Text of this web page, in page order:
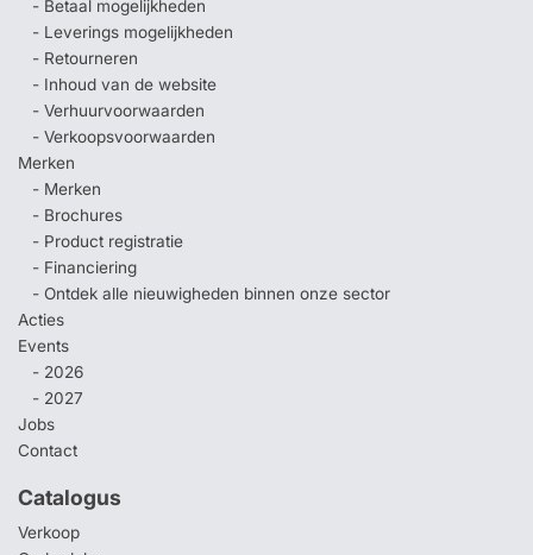
- Betaal mogelijkheden
- Leverings mogelijkheden
- Retourneren
- Inhoud van de website
- Verhuurvoorwaarden
- Verkoopsvoorwaarden
Merken
- Merken
- Brochures
- Product registratie
- Financiering
- Ontdek alle nieuwigheden binnen onze sector
Acties
Events
- 2026
- 2027
Jobs
Contact
Catalogus
Verkoop